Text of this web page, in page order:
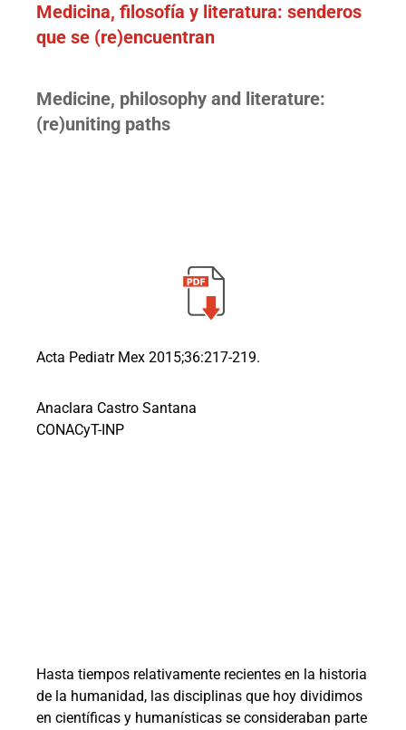
Medicina, filosofía y literatura: senderos
que se (re)encuentran
Medicine, philosophy and literature:
(re)uniting paths
Acta Pediatr Mex 2015;36:217-219.
Anaclara Castro Santana
CONACyT-INP
Hasta tiempos relativamente recientes en la historia
de la humanidad, las disciplinas que hoy dividimos
en científicas y humanísticas se consideraban parte